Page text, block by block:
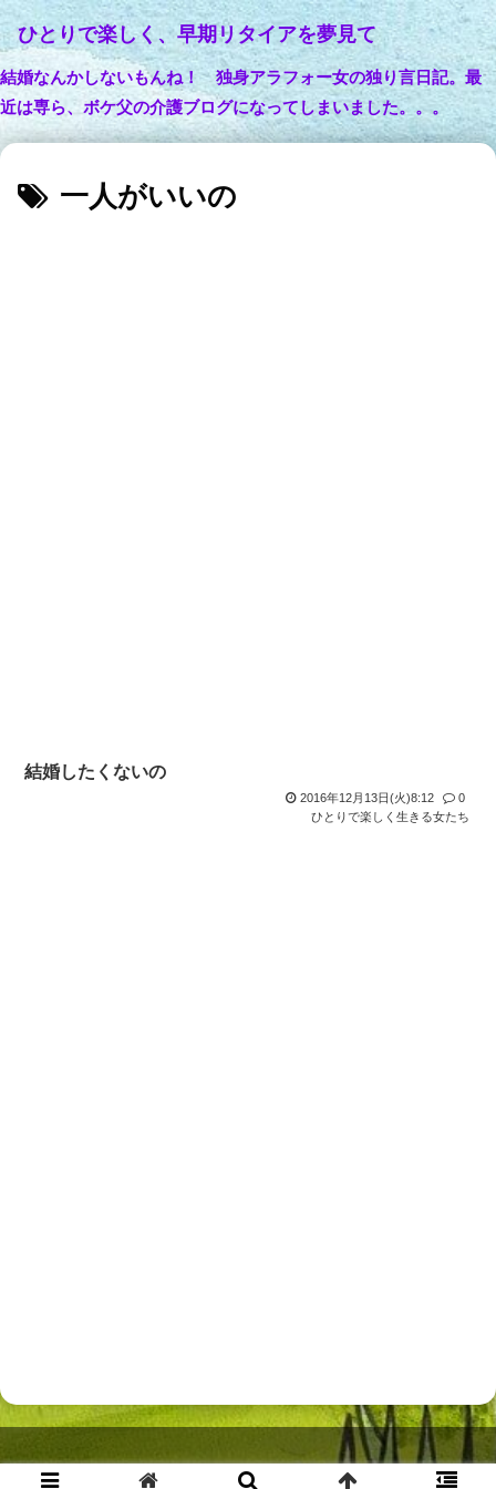
ひとりで楽しく、早期リタイアを夢見て
結婚なんかしないもんね！ 独身アラフォー女の独り言日記。最
近は専ら、ボケ父の介護ブログになってしまいました。。。
一人がいいの
結婚したくないの
2016年12月13日(火)8:12
0
ひとりで楽しく生きる女たち